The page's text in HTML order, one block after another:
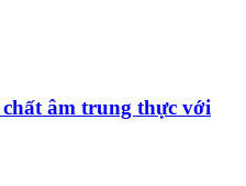
âm trung thực với